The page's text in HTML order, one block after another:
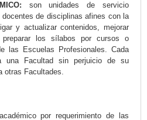
son unidades de servicio
de disciplinas afines con la
y actualizar contenidos, mejorar
preparar los sílabos por cursos o
las Escuelas Profesionales. Cada
una Facultad sin perjuicio de su
otras Facultades.
por requerimiento de las